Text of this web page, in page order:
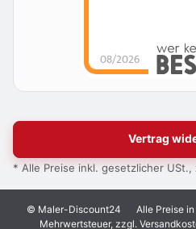
08/2026
Vertrag
* Alle Preise inkl. gesetzlicher USt.,
© Maler-Discount24
Alle Preise
Mehrwertsteuer, zzgl.